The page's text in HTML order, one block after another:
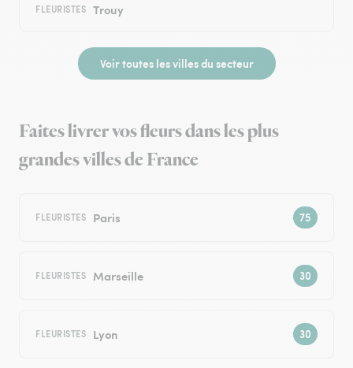
FLEURISTES Trouy
Voir toutes les villes du secteur
Faites livrer vos fleurs dans les plus
grandes villes de France
FLEURISTES Paris
FLEURISTES Marseille
FLEURISTES Lyon